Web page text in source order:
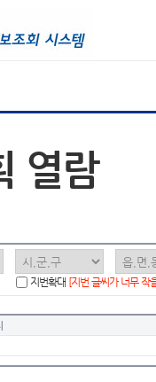
열람
지번확대 [지번 글씨가 너무 작